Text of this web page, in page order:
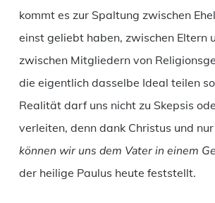
kommt es zur Spaltung zwischen
einst geliebt haben, zwischen Eltern
zwischen Mitgliedern von
die eigentlich dasselbe Ideal teilen
Realität darf uns nicht zu Skepsis
verleiten, denn dank Christus und
können wir uns dem Vater in einem
der heilige Paulus heute feststellt.